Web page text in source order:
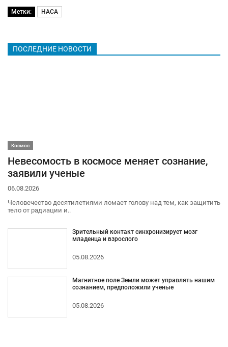
Метки: НАСА
ПОСЛЕДНИЕ НОВОСТИ
Космос
Невесомость в космосе меняет сознание,
заявили ученые
06.08.2026
Человечество десятилетиями ломает голову над тем, как защитить
тело от радиации и..
Зрительный контакт синхронизирует мозг
младенца и взрослого
05.08.2026
Магнитное поле Земли может управлять нашим
сознанием, предположили ученые
05.08.2026